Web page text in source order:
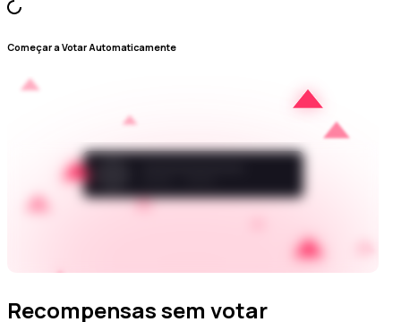
Começar a Votar Automaticamente
Recompensas sem votar